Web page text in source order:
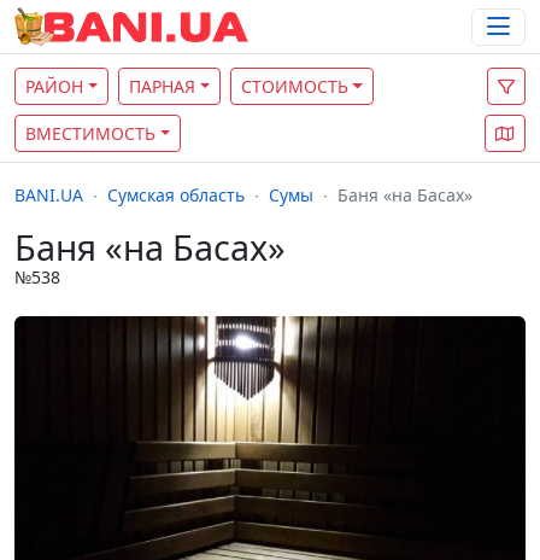
РАЙОН ПАРНАЯ СТОИМОСТЬ
ВМЕСТИМОСТЬ
BANI.UA Сумская область Сумы Баня «на Басах»
Баня «на Басах»
№538